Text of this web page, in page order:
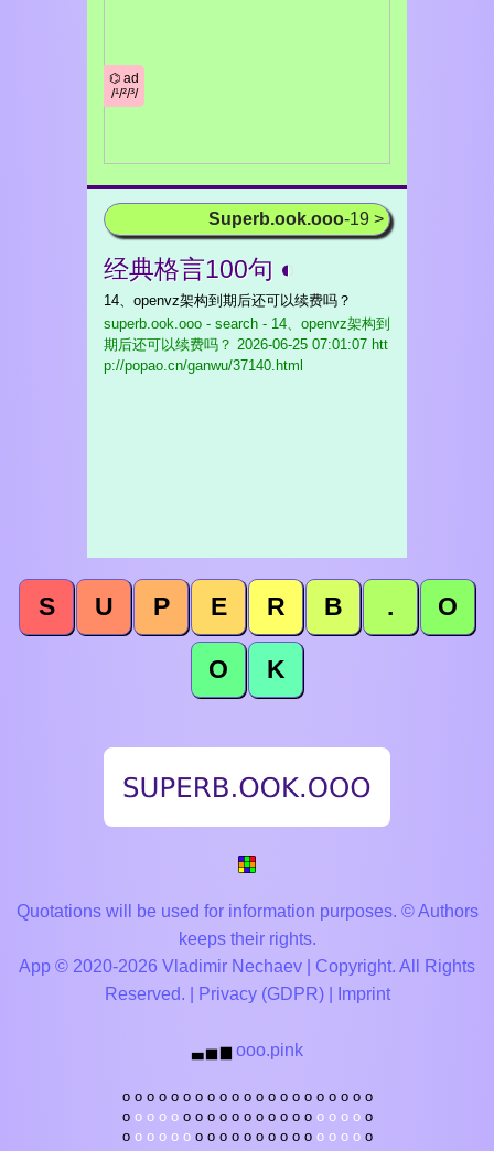
⌬ ad
/¹/²/³/
Superb.ook.ooo-19 >
经典格言100句 ◐
14、openvz架构到期后还可以续费吗？
superb.ook.ooo - search - 14、openvz架构到
期后还可以续费吗？ 2026-06-25 07:01:07 htt
p://popao.cn/ganwu/37140.html
S U P E R B . O
O K
Quotations will be used for information purposes. © Authors
keeps their rights.
App © 2020-2026 Vladimir Nechaev | Copyright. All Rights
Reserved. |
Privacy (GDPR)| Imprint
▃ ▅ ▆ ooo.pink
o o o o o o o o o o o o o o o o o o o o o
o o o o o o o o o o o o o o o o o o o o o
o o o o o o o o o o o o o o o o o o o o o